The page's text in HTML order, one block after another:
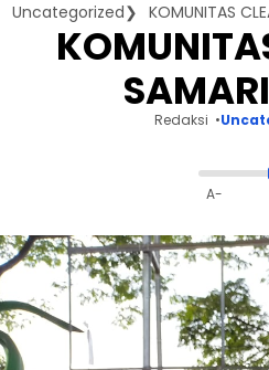
Uncategorized KOMUNITAS
Redaksi
A-